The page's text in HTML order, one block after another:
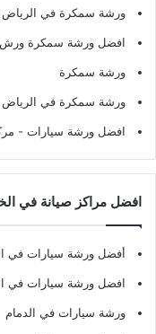
ورشة سمكرة في الرياض
افضل ورشة سمكرة ورش
ورشة سمكرة
ورشة سمكرة في الرياض
افضل ورشة سيارات -
افضل مراكز صيانة في
أفضل ورشة سيارات في
افضل ورشة سيارات في
ورشة سيارات في الدمام